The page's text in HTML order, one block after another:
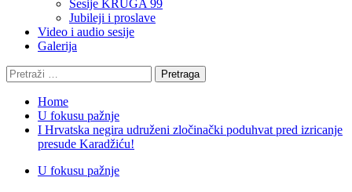
Sesije KRUGA 99
Jubileji i proslave
Video i audio sesije
Galerija
Pretraga:
Home
U fokusu pažnje
I Hrvatska negira udruženi zločinački poduhvat pred izricanje
presude Karadžiću!
U fokusu pažnje